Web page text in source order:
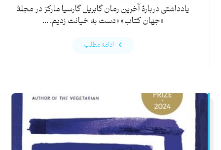
یادداشتی دربارۀ آخرین رمان گابریل گارسیا مارکز در مجلۀ
«جهان کتاب» «دست به خیانت زدیم. ...
ادامه مطلب